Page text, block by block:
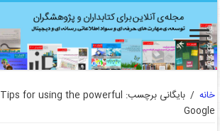
خانه /
بایگانی برچسب: Tips for using the powerful
Google